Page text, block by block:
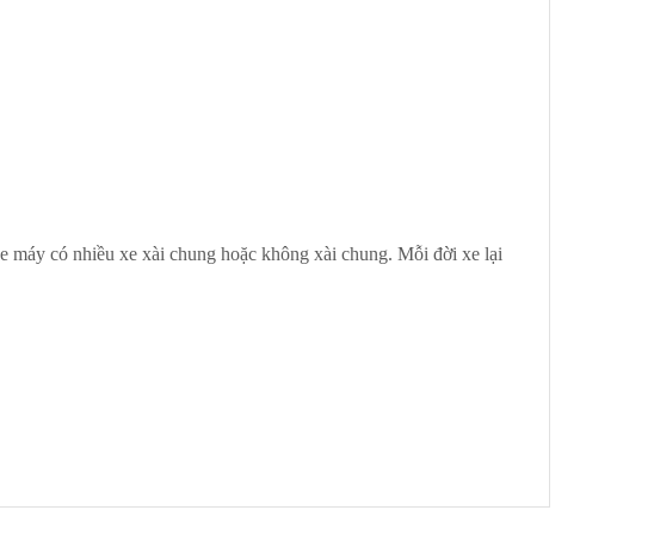
máy có nhiều xe xài chung hoặc không xài chung. Mỗi đời xe lại